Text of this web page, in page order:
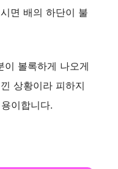
면 배의 하단이 불
이 볼록하게 나오게
상황이라 피하지
이합니다.